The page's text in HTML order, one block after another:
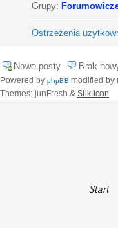
Grupy:
Ostrzeżenia
Nowe posty Brak
Powered by phpBB modified by
Themes: junFresh & Silk icon
Start